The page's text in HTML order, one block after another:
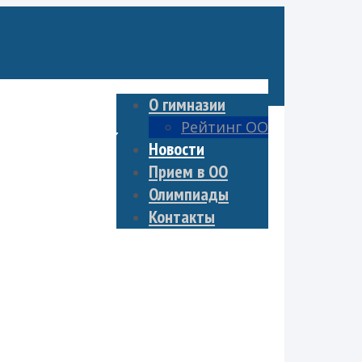
О гимназии
Рейтинг ОО
Новости
Прием в ОО
Олимпиады
Контакты